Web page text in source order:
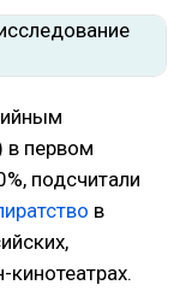
в первом
подсчитали
в